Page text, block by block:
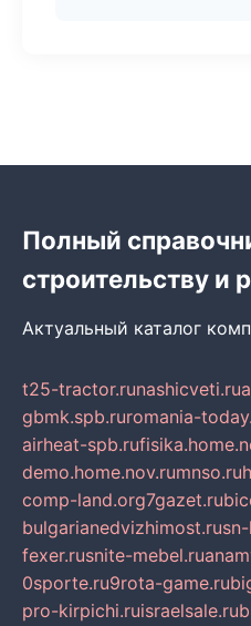
Полный
строительству и
Актуальный каталог
t25-tractor.runashicveti.ru
gbmk.spb.ruromania-
airheat-spb.ru
demo.home.nov.rumnso.ru
comp-land.org7gazet.ru
bulgarianedvizhimost.ru
fexer.rusnite-mebel.ru
0sporte.ru9rota-game.ru
pro-kirpichi.ruisraelsale.ru